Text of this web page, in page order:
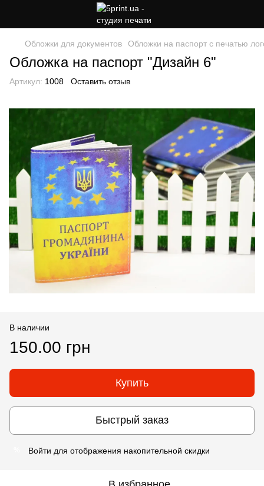
Обложки для документов Обложки на паспорт с печатью
Обложка на паспорт "Дизайн 6"
Артикул: 1008 Оставить отзыв
В наличии
150.00 грн
Купить
Быстрый заказ
Войти для отображения накопительной скидки